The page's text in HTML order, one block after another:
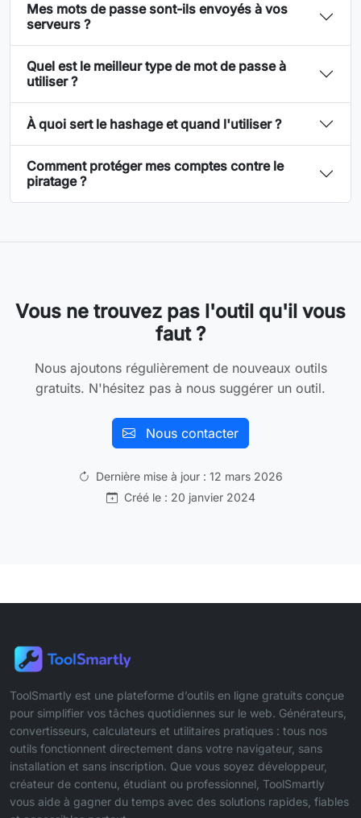
Mes mots de passe sont-ils envoyés à vos
serveurs ?
Quel est le meilleur type de mot de passe à
utiliser ?
À quoi sert le hashage et quand l'utiliser ?
Comment protéger mes comptes contre le
piratage ?
Vous ne trouvez pas l'outil qu'il vous
faut ?
Nous ajoutons régulièrement de nouveaux outils
gratuits. N'hésitez pas à nous suggérer un outil.
Nous contacter
Dernière mise à jour : 12 mars 2026
Créé le : 20 janvier 2024
ToolSmartly est une plateforme d’outils en ligne gratuits conçue
pour simplifier vos tâches quotidiennes sur le web. Générateurs,
convertisseurs, calculateurs et utilitaires pratiques : tous nos
outils fonctionnent directement dans votre navigateur, sans
installation et sans inscription. Que vous soyez développeur,
créateur de contenu, étudiant ou professionnel, ToolSmartly
vous aide à gagner du temps avec des solutions rapides, fiables